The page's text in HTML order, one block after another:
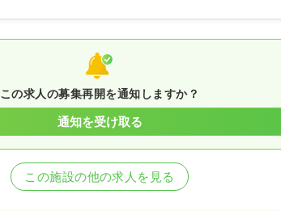
この求人の募集再開を通知しますか？
通知を受け取る
この施設の他の求人を見る